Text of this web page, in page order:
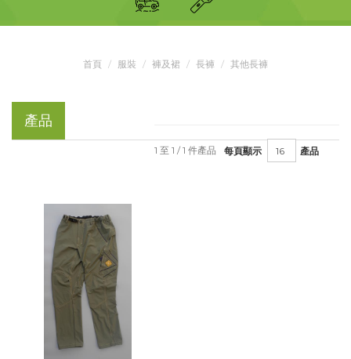
首頁 服裝 褲及裙 長褲 其他長褲
產品
每頁顯示 產品
1 至 1 / 1 件產品